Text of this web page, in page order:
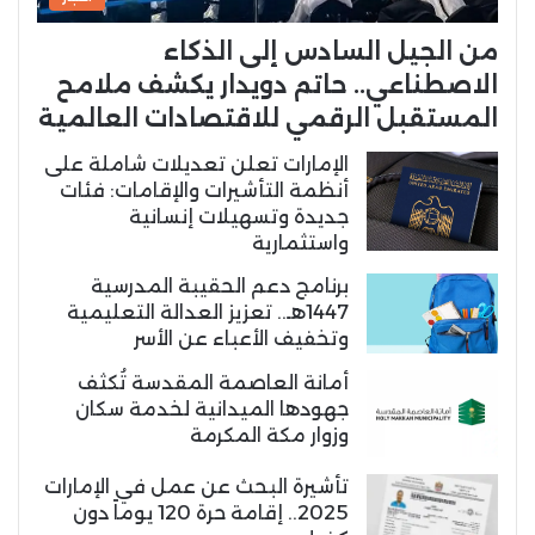
من الجيل السادس إلى الذكاء
الاصطناعي.. حاتم دويدار يكشف ملامح
المستقبل الرقمي للاقتصادات العالمية
الإمارات تعلن تعديلات شاملة على
أنظمة التأشيرات والإقامات: فئات
جديدة وتسهيلات إنسانية
واستثمارية
برنامج دعم الحقيبة المدرسية
1447هـ.. تعزيز العدالة التعليمية
وتخفيف الأعباء عن الأسر
أمانة العاصمة المقدسة تُكثف
جهودها الميدانية لخدمة سكان
وزوار مكة المكرمة
تأشيرة البحث عن عمل في الإمارات
2025.. إقامة حرة 120 يوماً دون